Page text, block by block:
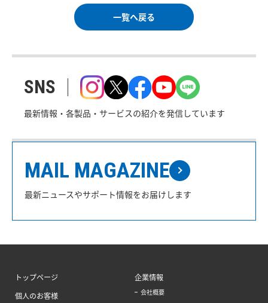
一覧へ戻る
SNS
最新情報・各製品・サービスの紹介を発信しています
MAIL MAGAZINE
最新ニュースやサポート情報をお届けします
トップページ
個人のお客様
企業情報
会社概要